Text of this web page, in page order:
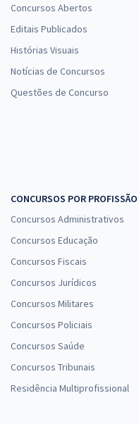
Concursos Abertos
Editais Publicados
Histórias Visuais
Notícias de Concursos
Questões de Concurso
CONCURSOS POR PROFISSÃO
Concursos Administrativos
Concursos Educação
Concursos Fiscais
Concursos Jurídicos
Concursos Militares
Concursos Policiais
Concursos Saúde
Concursos Tribunais
Residência Multiprofissional